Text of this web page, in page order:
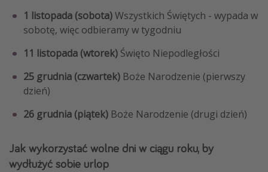
1 listopada (sobota)Wszystkich Świętych - wypada w
sobotę, więc odbieramy w tygodniu
11 listopada (wtorek) Święto Niepodległości
25 grudnia (czwartek) Boże Narodzenie (pierwszy
dzień)
26 grudnia (piątek) Boże Narodzenie (drugi dzień)
Jak wykorzystać wolne dni w ciągu roku, by
wydłużyć sobie urlop